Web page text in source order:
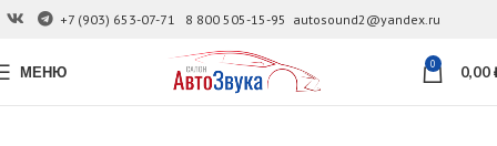
+7 (903) 653-07-71 8 800 505-15-95 autosound2@yandex.ru
МЕНЮ 0 0,00